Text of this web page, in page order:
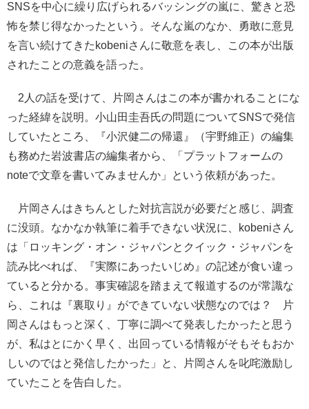
SNSを中心に繰り広げられるバッシングの嵐に、驚きと恐
怖を禁じ得なかったという。そんな嵐のなか、勇敢に意見
を言い続けてきたkobeniさんに敬意を表し、この本が出版
されたことの意義を語った。
2人の話を受けて、片岡さんはこの本が書かれることにな
った経緯を説明。小山田圭吾氏の問題についてSNSで発信
していたところ、『小沢健二の帰還』（宇野維正）の編集
も務めた岩波書店の編集者から、「プラットフォームの
noteで文章を書いてみませんか」という依頼があった。
片岡さんはきちんとした対抗言説が必要だと感じ、調査
に没頭。なかなか執筆に着手できない状況に、kobeniさん
は「ロッキング・オン・ジャパンとクイック・ジャパンを
読み比べれば、『実際にあったいじめ』の記述が食い違っ
ていると分かる。事実確認を踏まえて報道するのが常識な
ら、これは『裏取り』ができていない状態なのでは？ 片
岡さんはもっと深く、丁寧に調べて発表したかったと思う
が、私はとにかく早く、出回っている情報がそもそもおか
しいのではと発信したかった」と、片岡さんを叱咤激励し
ていたことを告白した。